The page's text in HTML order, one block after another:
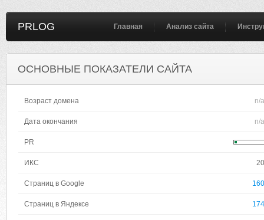
PRLOG Главная Анализ сайта
ОСНОВНЫЕ ПОКАЗАТЕЛИ САЙТА
Возраст домена n/a
Дата окончания n/a
PR
ИКС 20
Страниц в Google 160
Страниц в Яндексе 174